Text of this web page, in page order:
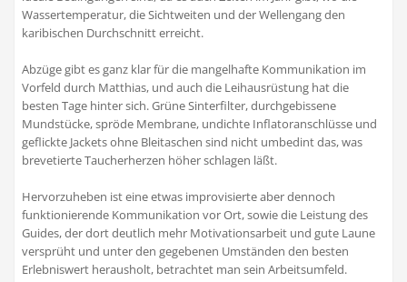
Wassertemperatur, die Sichtweiten und der Wellengang den
karibischen Durchschnitt erreicht.
Abzüge gibt es ganz klar für die mangelhafte Kommunikation im
Vorfeld durch Matthias, und auch die Leihausrüstung hat die
besten Tage hinter sich. Grüne Sinterfilter, durchgebissene
Mundstücke, spröde Membrane, undichte Inflatoranschlüsse und
geflickte Jackets ohne Bleitaschen sind nicht umbedint das, was
brevetierte Taucherherzen höher schlagen läßt.
Hervorzuheben ist eine etwas improvisierte aber dennoch
funktionierende Kommunikation vor Ort, sowie die Leistung des
Guides, der dort deutlich mehr Motivationsarbeit und gute Laune
versprüht und unter den gegebenen Umständen den besten
Erlebniswert herausholt, betrachtet man sein Arbeitsumfeld.